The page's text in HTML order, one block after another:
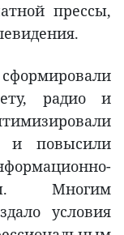
прессы,
радио и
и повысили
Многим
условия